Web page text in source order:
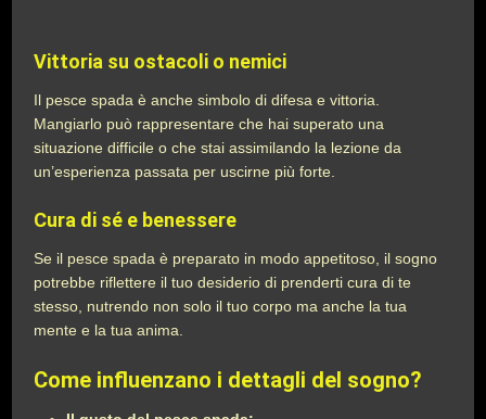
Vittoria su ostacoli o nemici
Il pesce spada è anche simbolo di difesa e vittoria.
Mangiarlo può rappresentare che hai superato una
situazione difficile o che stai assimilando la lezione da
un’esperienza passata per uscirne più forte.
Cura di sé e benessere
Se il pesce spada è preparato in modo appetitoso, il sogno
potrebbe riflettere il tuo desiderio di prenderti cura di te
stesso, nutrendo non solo il tuo corpo ma anche la tua
mente e la tua anima.
Come influenzano i dettagli del sogno?